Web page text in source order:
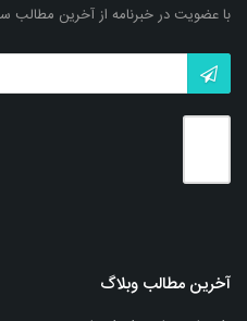
کرم اوسرین-
با عضویت در خبرنامه از آخرین
آخرین مطالب وبلاگ